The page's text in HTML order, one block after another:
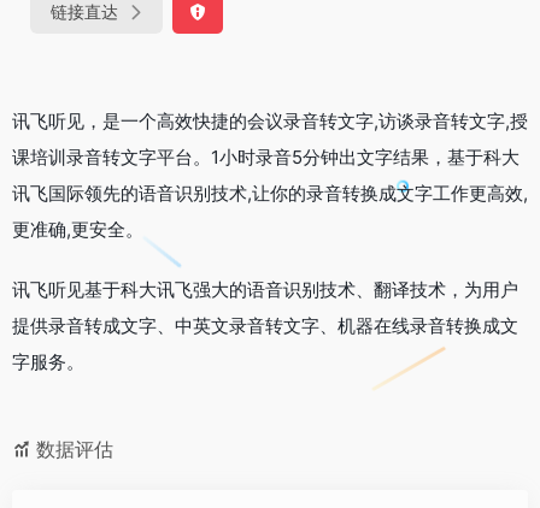
链接直达
讯飞听见，是一个高效快捷的会议录音转文字,访谈录音转文字,授
课培训录音转文字平台。1小时录音5分钟出文字结果，基于科大
讯飞国际领先的语音识别技术,让你的录音转换成文字工作更高效,
更准确,更安全。
讯飞听见基于科大讯飞强大的语音识别技术、翻译技术，为用户
提供录音转成文字、中英文录音转文字、机器在线录音转换成文
字服务。
数据评估